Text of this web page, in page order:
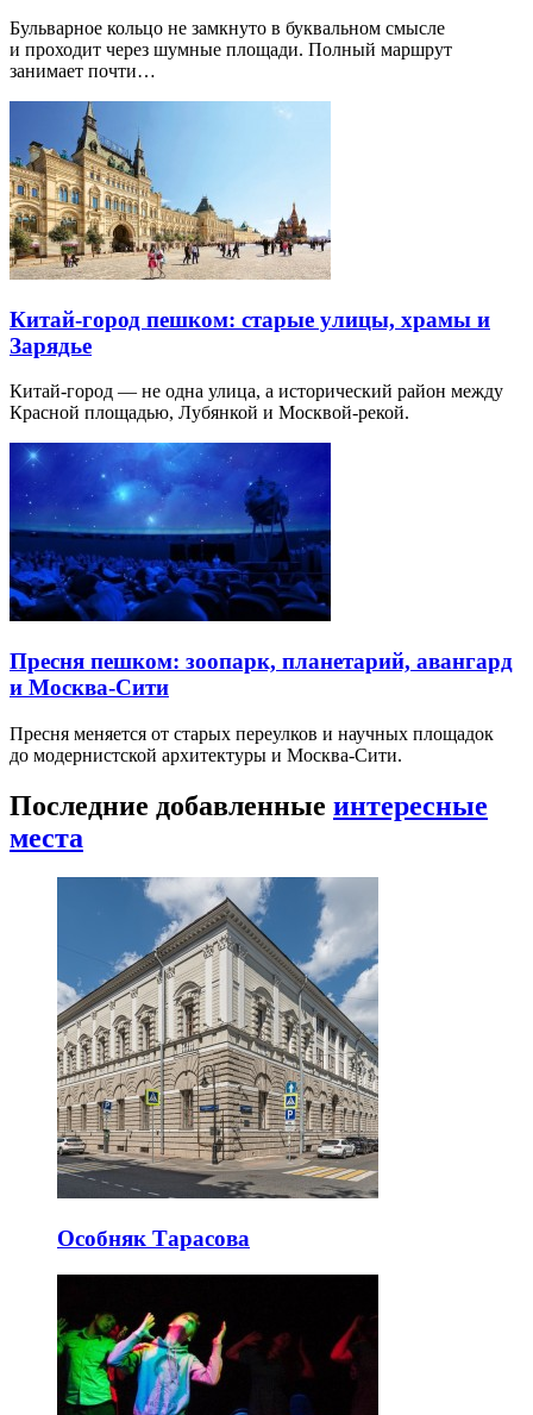
Бульварное кольцо не замкнуто в буквальном смысле
и проходит через шумные площади. Полный маршрут
занимает почти…
Китай-город пешком: старые улицы, храмы и
Зарядье
Китай-город — не одна улица, а исторический район между
Красной площадью, Лубянкой и Москвой-рекой.
Пресня пешком: зоопарк, планетарий, авангард
и Москва-Сити
Пресня меняется от старых переулков и научных площадок
до модернистской архитектуры и Москва-Сити.
Последние добавленные интересные
места
Особняк Тарасова